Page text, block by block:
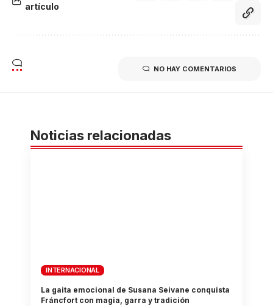
artículo
NO HAY COMENTARIOS
Noticias relacionadas
INTERNACIONAL
La gaita emocional de Susana Seivane conquista
Fráncfort con magia, garra y tradición